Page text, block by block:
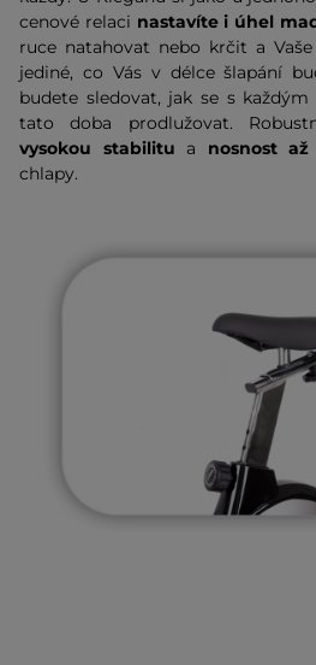
cenové relaci nastavíte i úhel
ruce natahovat nebo krčit a
jediné, co Vás v délce šlapání
budete sledovat, jak se s
tato doba prodlužovat.
vysokou stabilitu a nosnost
chlapy.